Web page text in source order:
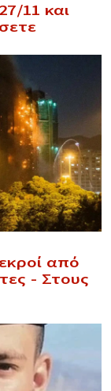
11 και
από
– Στους